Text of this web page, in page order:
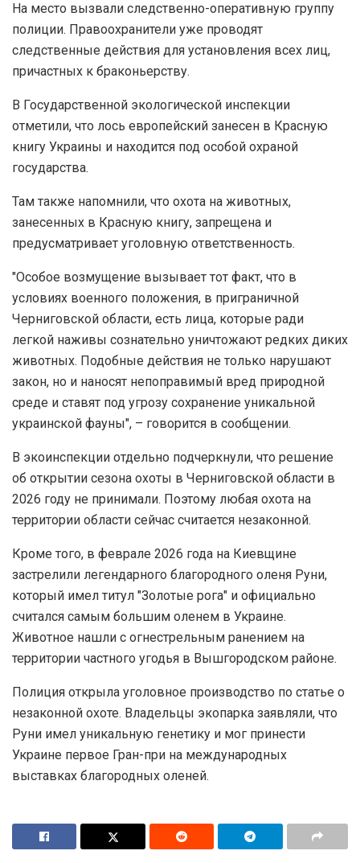
На место вызвали следственно-оперативную группу
полиции. Правоохранители уже проводят
следственные действия для установления всех лиц,
причастных к браконьерству.
В Государственной экологической инспекции
отметили, что лось европейский занесен в Красную
книгу Украины и находится под особой охраной
государства.
Там также напомнили, что охота на животных,
занесенных в Красную книгу, запрещена и
предусматривает уголовную ответственность.
"Особое возмущение вызывает тот факт, что в
условиях военного положения, в приграничной
Черниговской области, есть лица, которые ради
легкой наживы сознательно уничтожают редких диких
животных. Подобные действия не только нарушают
закон, но и наносят непоправимый вред природной
среде и ставят под угрозу сохранение уникальной
украинской фауны", – говорится в сообщении.
В экоинспекции отдельно подчеркнули, что решение
об открытии сезона охоты в Черниговской области в
2026 году не принимали. Поэтому любая охота на
территории области сейчас считается незаконной.
Кроме того, в феврале 2026 года на Киевщине
застрелили легендарного благородного оленя Руни,
который имел титул "Золотые рога" и официально
считался самым большим оленем в Украине.
Животное нашли с огнестрельным ранением на
территории частного угодья в Вышгородском районе.
Полиция открыла уголовное производство по статье о
незаконной охоте. Владельцы экопарка заявляли, что
Руни имел уникальную генетику и мог принести
Украине первое Гран-при на международных
выставках благородных оленей.